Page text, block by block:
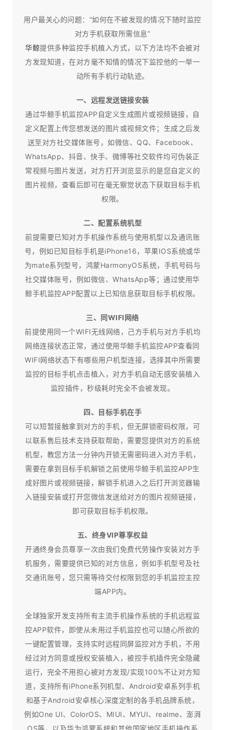
用户最关心的问题：“如何在不被发现的情况下随时监控
对方手机获取所需信息”
华鲸提供多种监控手机植入方式，以下方法均不会被对
方发现知道，在对方毫不知情的情况下监控他的一举一
动所有手机行动轨迹。
一、远程发送链接安装
通过华鲸手机监控APP自定义生成图片或视频链接，自
定义配置上传您想发送的图片或视频文件；生成之后发
送至对方社交媒体账号，如微信、QQ、Facebook、
WhatsApp、抖音、快手、微博等社交软件均可伪装正
常视频与图片发送，对方打开浏览显示的是您自定义的
图片视频，查看后即可在毫无察觉状态下获取目标手机
权限。
二、配置系统机型
前提需要已知对方手机操作系统与使用机型以及通讯账
号，例如已知目标手机是iPhone16，苹果IOS系统或华
为mate系列型号，鸿蒙HarmonyOS系统，手机号码与
社交媒体账号，例如微信、WhatsApp等；通过使用华
鲸手机监控APP配置以上已知信息获取目标手机权限。
三、同WIFI网络
前提使用同一个WIFI无线网络，己方手机与对方手机均
网络连接状态正常，通过使用华鲸手机监控APP查看同
WIFI网络状态下有哪些用户机型连接，选择其中所需要
监控的目标手机点击植入，对方手机自动无感安装植入
监控插件，秒级耗时完全不会被发现。
四、目标手机在手
可以短暂接触拿到对方的手机，但无屏锁密码权限，可
以联系售后技术支持获取帮助，需要您提供对方的系统
机型，教您方法一分钟内开锁无需密码进入对方手机，
需要在拿到目标手机解锁之前使用华鲸手机监控APP生
成好图片或视频链接，解锁手机进入之后打开浏览器输
入链接安装或打开您微信发送给对方的图片视频链接，
即可获取目标手机权限。
五、终身VIP尊享权益
开通终身会员尊享一次由我们免费代劳操作安装对方手
机服务，需要提供已知的对方信息，例如手机型号及社
交通讯账号，您只需等待交付权限到您的手机监控主控
端APP内。
全球独家开发支持所有主流手机操作系统的手机远程监
控APP软件，即使从未用过手机监控也可以随心所欲的
一键配置管理，支持实时远程同屏监控对方手机，不用
经过对方同意或授权安装植入，被控手机插件完全隐藏
运行，完全不用担心被对方发现/实现100%不让对方知
道，支持所有iPhone系列机型、Android安卓系列手机
和基于Android安卓核心深度定制的各手机品牌系统，
例如One UI、ColorOS、MIUI、MYUI、realme、澎湃
OS等，以及华为鸿蒙系统和其他国家地区手机操作系